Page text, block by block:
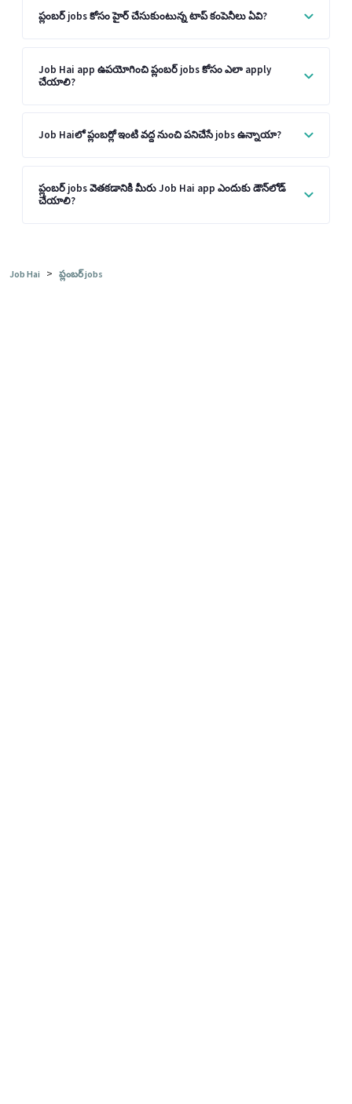
ప్లంబర్ jobs కోసం హైర్ చేసుకుంటున్న టాప్ కంపెనీలు ఏవి?
Job Hai app ఉపయోగించి ప్లంబర్ jobs కోసం ఎలా apply
చేయాలి?
Job Haiలో ప్లంబర్లో ఇంటి వద్ద నుంచి పనిచేసే jobs ఉన్నాయా?
ప్లంబర్ jobs వెతకడానికి మీరు Job Hai app ఎందుకు డౌన్‌లోడ్
చేయాలి?
Job Hai > ప్లంబర్ jobs